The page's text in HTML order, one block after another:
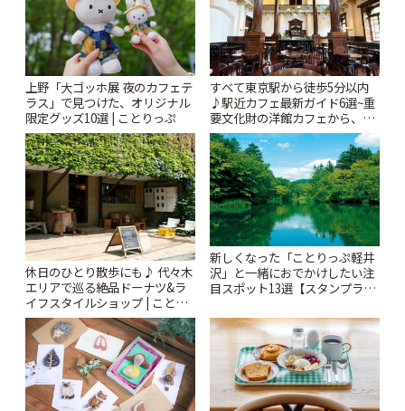
上野「大ゴッホ展 夜のカフェテ
ラス」で見つけた、オリジナル
限定グッズ10選 | ことりっぷ
すべて東京駅から徒歩5分以内
♪駅近カフェ最新ガイド6選~重
要文化財の洋館カフェから、改
札すぐのレトロ喫茶まで~ | こと
りっぷ
休日のひとり散歩にも♪ 代々木
エリアで巡る絶品ドーナツ&ラ
イフスタイルショップ | ことり
っぷ
新しくなった「ことりっぷ軽井
沢」と一緒におでかけしたい注
目スポット13選【スタンプラリ